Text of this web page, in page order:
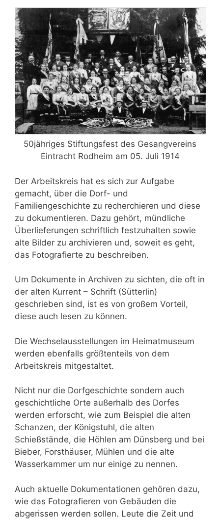
50jähriges Stiftungsfest des Gesangvereins
Eintracht Rodheim am 05. Juli 1914
Der Arbeitskreis hat es sich zur Aufgabe
gemacht, über die Dorf- und
Familiengeschichte zu recherchieren und diese
zu dokumentieren. Dazu gehört, mündliche
Überlieferungen schriftlich festzuhalten sowie
alte Bilder zu archivieren und, soweit es geht,
das Fotografierte zu beschreiben.
Um Dokumente in Archiven zu sichten, die oft in
der alten Kurrent – Schrift (Sütterlin)
geschrieben sind, ist es von großem Vorteil,
diese auch lesen zu können.
Die Wechselausstellungen im Heimatmuseum
werden ebenfalls größtenteils von dem
Arbeitskreis mitgestaltet.
Nicht nur die Dorfgeschichte sondern auch
geschichtliche Orte außerhalb des Dorfes
werden erforscht, wie zum Beispiel die alten
Schanzen, der Königstuhl, die alten
Schießstände, die Höhlen am Dünsberg und bei
Bieber, Forsthäuser, Mühlen und die alte
Wasserkammer um nur einige zu nennen.
Auch aktuelle Dokumentationen gehören dazu,
wie das Fotografieren von Gebäuden die
abgerissen werden sollen. Leute die Zeit und